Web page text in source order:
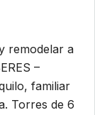
remodelar a
–
familiar
Torres de 6